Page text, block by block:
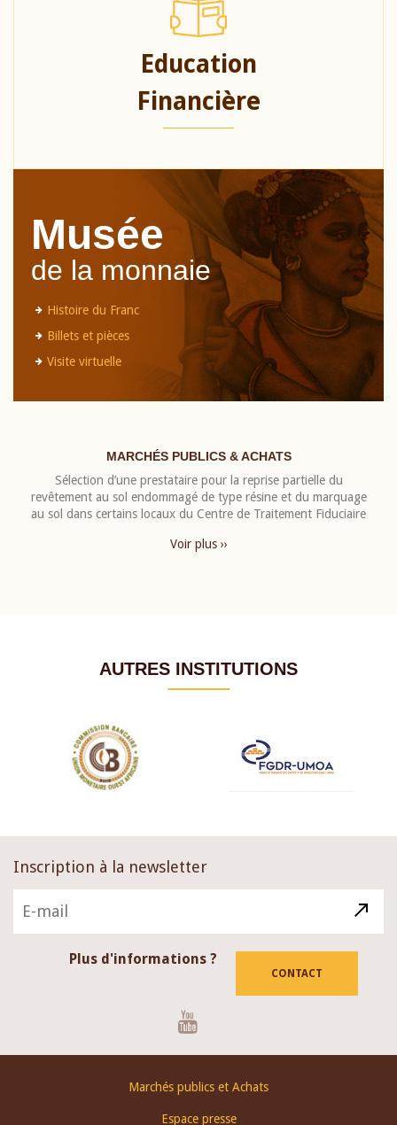
Education
Financière
Musée
de la monnaie
Histoire du Franc
Billets et pièces
Visite virtuelle
MARCHÉS PUBLICS & ACHATS
Sélection d’une prestataire pour la reprise partielle du
revêtement au sol endommagé de type résine et du marquage
au sol dans certains locaux du Centre de Traitement Fiduciaire
Voir plus ››
AUTRES INSTITUTIONS
Inscription à la newsletter
Plus d'informations ?
CONTACT
Marchés publics et Achats
Espace presse